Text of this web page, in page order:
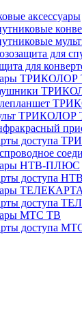
аксессуары
для
для
ТРИКОЛОР
ТРИКОЛОР
доступа
НТВ-ПЛЮС
доступа
доступа
МТС ТВ
доступа